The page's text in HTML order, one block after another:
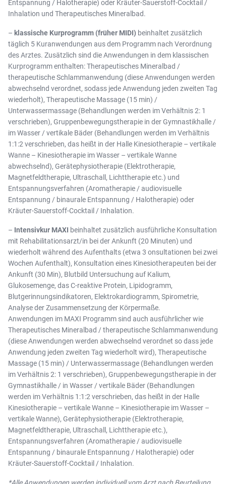
Entspannung / Halotherapie) oder Kräuter-Sauerstoff-Cocktail /
Inhalation und Therapeutisches Mineralbad.
– klassische Kurprogramm (früher MIDI) beinhaltet zusätzlich
täglich 5 Kuranwendungen aus dem Programm nach Verordnung
des Arztes. Zusätzlich sind die Anwendungen in dem klassischen
Kurprogramm enthalten: Therapeutisches Mineralbad /
therapeutische Schlammanwendung (diese Anwendungen werden
abwechselnd verordnet, sodass jede Anwendung jeden zweiten Tag
wiederholt), Therapeutische Massage (15 min) /
Unterwassermassage (Behandlungen werden im Verhältnis 2: 1
verschrieben), Gruppenbewegungstherapie in der Gymnastikhalle /
im Wasser / vertikale Bäder (Behandlungen werden im Verhältnis
1:1:2 verschrieben, das heißt in der Halle Kinesiotherapie – vertikale
Wanne – Kinesiotherapie im Wasser – vertikale Wanne
abwechselnd), Gerätephysiotherapie (Elektrotherapie,
Magnetfeldtherapie, Ultraschall, Lichttherapie etc.) und
Entspannungsverfahren (Aromatherapie / audiovisuelle
Entspannung / binaurale Entspannung / Halotherapie) oder
Kräuter-Sauerstoff-Cocktail / Inhalation.
– Intensivkur MAXI beinhaltet zusätzlich ausführliche Konsultation
mit Rehabilitationsarzt/in bei der Ankunft (20 Minuten) und
wiederholt während des Aufenthalts (etwa 3 onsultationen bei zwei
Wochen Aufenthalt), Konsultation eines Kinesiotherapeuten bei der
Ankunft (30 Min), Blutbild Untersuchung auf Kalium,
Glukosemenge, das C-reaktive Protein, Lipidogramm,
Blutgerinnungsindikatoren, Elektrokardiogramm, Spirometrie,
Analyse der Zusammensetzung der Körpermaße.
Anwendungen im MAXI Programm sind auch ausführlicher wie
Therapeutisches Mineralbad / therapeutische Schlammanwendung
(diese Anwendungen werden abwechselnd verordnet so dass jede
Anwendung jeden zweiten Tag wiederholt wird), Therapeutische
Massage (15 min) / Unterwassermassage (Behandlungen werden
im Verhältnis 2: 1 verschrieben), Gruppenbewegungstherapie in der
Gymnastikhalle / in Wasser / vertikale Bäder (Behandlungen
werden im Verhältnis 1:1:2 verschrieben, das heißt in der Halle
Kinesiotherapie – vertikale Wanne – Kinesiotherapie im Wasser –
vertikale Wanne), Gerätephysiotherapie (Elektrotherapie,
Magnetfeldtherapie, Ultraschall, Lichttherapie etc.),
Entspannungsverfahren (Aromatherapie / audiovisuelle
Entspannung / binaurale Entspannung / Halotherapie) oder
Kräuter-Sauerstoff-Cocktail / Inhalation.
*Alle Anwendungen werden individuell vom Arzt nach Beurteilung